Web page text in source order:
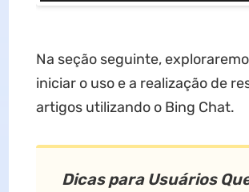
Na seção seguinte,
iniciar o uso e a realização de
artigos utilizando o Bing Chat.
Dicas para Usuários